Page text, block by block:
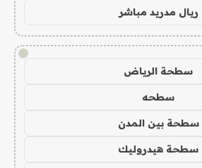
ريال مدريد مباشر
!
سطحة الرياض
سطحه
سطحة بين المدن
سطحة هيدروليك